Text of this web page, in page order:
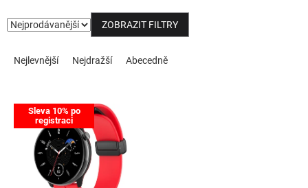
ZOBRAZIT FILTRY
Nejlevnější Nejdražší Abecedně
Výpis produktů
Sleva 10% po
registraci